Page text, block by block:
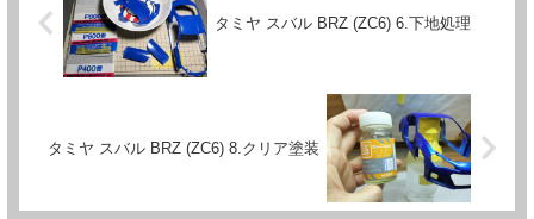
タミヤ スバル BRZ (ZC6) 6.下地処理
タミヤ スバル BRZ (ZC6) 8.クリア塗装